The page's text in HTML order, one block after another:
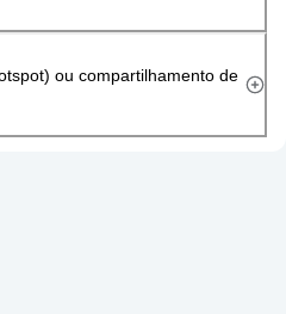
ou compartilhamento de